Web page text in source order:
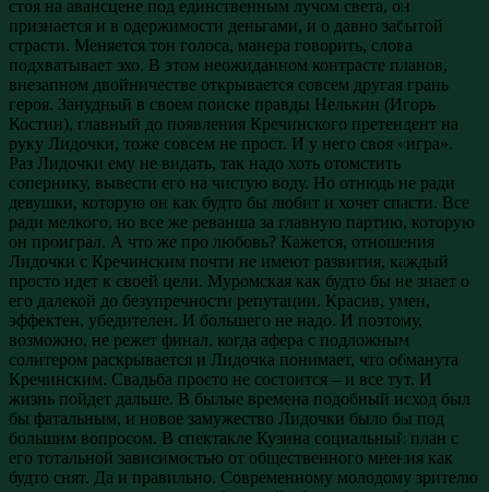
стоя на авансцене под единственным лучом света, он
признается и в одержимости деньгами, и о давно забытой
страсти. Меняется тон голоса, манера говорить, слова
подхватывает эхо. В этом неожиданном контрасте планов,
внезапном двойничестве открывается совсем другая грань
героя. Занудный в своем поиске правды Нелькин (Игорь
Костин), главный до появления Кречинского претендент на
руку Лидочки, тоже совсем не прост. И у него своя «игра».
Раз Лидочки ему не видать, так надо хоть отомстить
сопернику, вывести его на чистую воду. Но отнюдь не ради
девушки, которую он как будто бы любит и хочет спасти. Все
ради мелкого, но все же реванша за главную партию, которую
он проиграл. А что же про любовь? Кажется, отношения
Лидочки с Кречинским почти не имеют развития, каждый
просто идет к своей цели. Муромская как будто бы не знает о
его далекой до безупречности репутации. Красив, умен,
эффектен, убедителен. И большего не надо. И поэтому,
возможно, не режет финал, когда афера с подложным
солитером раскрывается и Лидочка понимает, что обманута
Кречинским. Свадьба просто не состоится – и все тут. И
жизнь пойдет дальше. В былые времена подобный исход был
бы фатальным, и новое замужество Лидочки было бы под
большим вопросом. В спектакле Кузина социальный план с
его тотальной зависимостью от общественного мнения как
будто снят. Да и правильно. Современному молодому зрителю